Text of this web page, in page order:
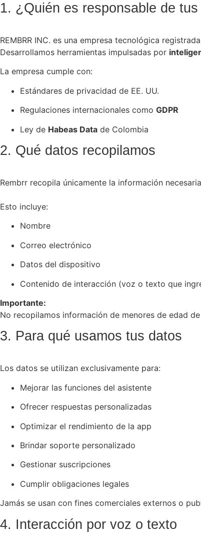
1. ¿Quién es responsable de
REMBRR INC. es una empresa tecnológica
Desarrollamos herramientas impulsadas por
La empresa cumple con:
Estándares de privacidad de EE. UU.
Regulaciones internacionales como GDPR
Ley de Habeas Data de Colombia
2. Qué datos recopilamos
Rembrr recopila únicamente la información
Esto incluye:
Nombre
Correo electrónico
Datos del dispositivo
Contenido de interacción (voz o texto que
Importante:
No recopilamos información de menores de edad
3. Para qué usamos tus datos
Los datos se utilizan exclusivamente para:
Mejorar las funciones del asistente
Ofrecer respuestas personalizadas
Optimizar el rendimiento de la app
Brindar soporte personalizado
Gestionar suscripciones
Cumplir obligaciones legales
Jamás se usan con fines comerciales externos o
4. Interacción por voz o texto